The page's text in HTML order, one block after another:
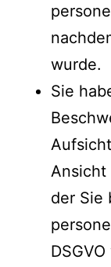
wurde.
Sie
Ansicht
der Sie